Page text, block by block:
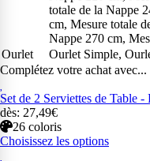
totale de la Nappe
cm, Mesure totale
Nappe 270 cm,
Ourlet
Ourlet Simple,
Complétez votre achat avec...
Set de 2 Serviettes de Table
dès: 27,49€
26 coloris
Choisissez les options